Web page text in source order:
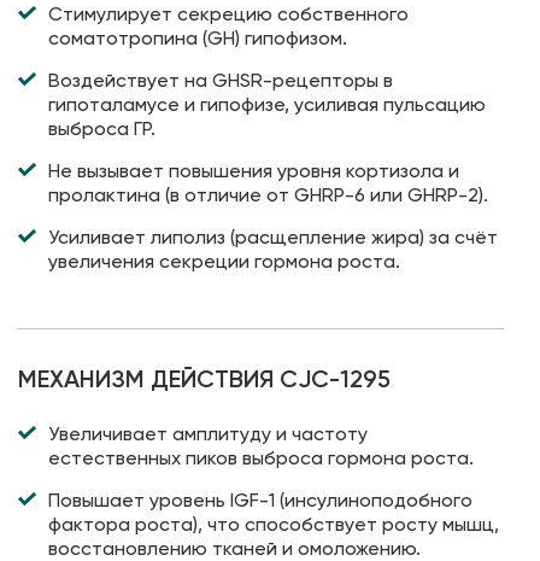
Стимулирует секрецию собственного
соматотропина (GH) гипофизом.
Воздействует на GHSR-рецепторы в
гипоталамусе и гипофизе, усиливая пульсацию
выброса ГР.
Не вызывает повышения уровня кортизола и
пролактина (в отличие от GHRP-6 или GHRP-2).
Усиливает липолиз (расщепление жира) за счёт
увеличения секреции гормона роста.
МЕХАНИЗМ ДЕЙСТВИЯ CJC-1295
Увеличивает амплитуду и частоту
естественных пиков выброса гормона роста.
Повышает уровень IGF-1 (инсулиноподобного
фактора роста), что способствует росту мышц,
восстановлению тканей и омоложению.